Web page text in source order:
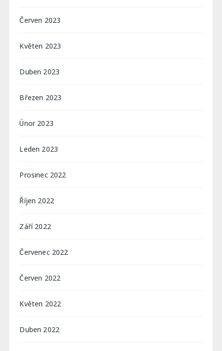
Červen 2023
Květen 2023
Duben 2023
Březen 2023
Únor 2023
Leden 2023
Prosinec 2022
Říjen 2022
Září 2022
Červenec 2022
Červen 2022
Květen 2022
Duben 2022